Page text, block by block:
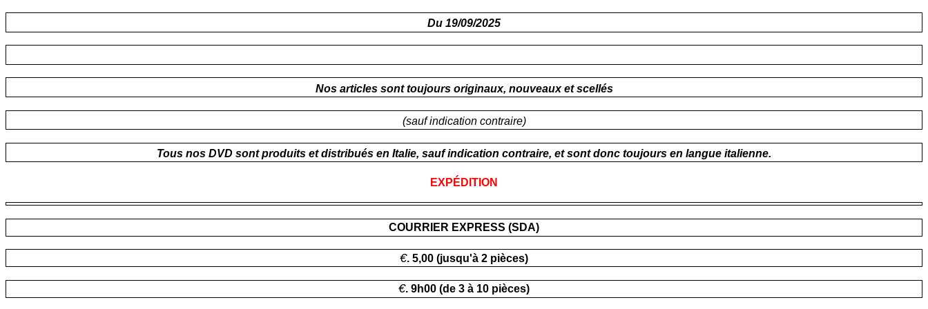
Du 19/09/2025
Nos articles sont toujours originaux, nouveaux et scellés
(sauf indication contraire)
Tous nos DVD sont produits et distribués en Italie, sauf indication contraire, et sont donc toujours en langue italienne.
EXPÉDITION
COURRIER EXPRESS (SDA)
€. 5,00 (jusqu'à 2 pièces)
€. 9h00 (de 3 à 10 pièces)